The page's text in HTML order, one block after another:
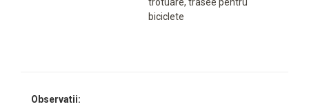
biciclete
Observatii: